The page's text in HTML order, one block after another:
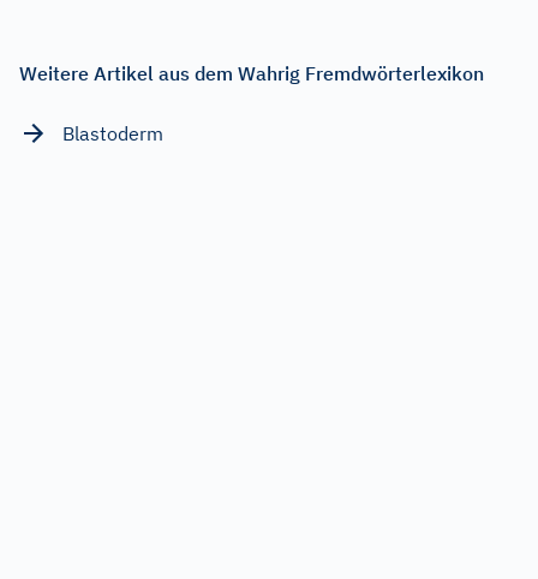
Weitere Artikel aus dem Wahrig Fremdwörterlexikon
Blastoderm